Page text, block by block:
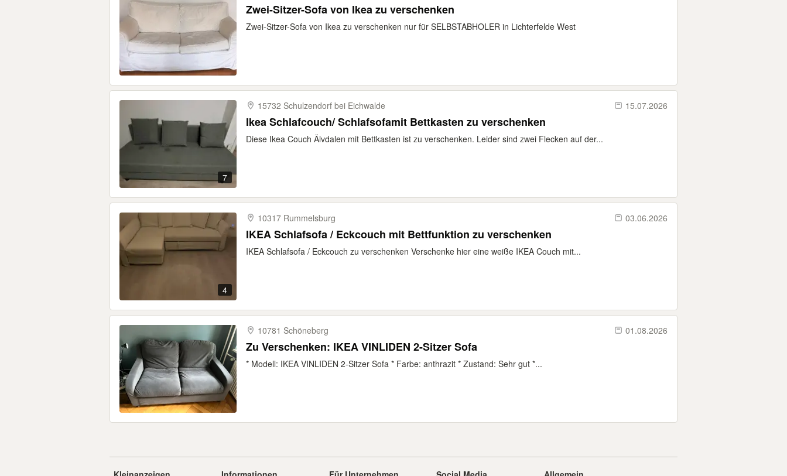
Zwei-Sitzer-Sofa von Ikea zu verschenken
Zwei-Sitzer-Sofa von Ikea zu verschenken nur für SELBSTABHOLER in Lichterfelde West
7
15732 Schulzendorf bei Eichwalde 15.07.2026
Ikea Schlafcouch/ Schlafsofamit Bettkasten zu verschenken
Diese Ikea Couch Älvdalen mit Bettkasten ist zu verschenken. Leider sind zwei Flecken auf der...
4
10317 Rummelsburg 03.06.2026
IKEA Schlafsofa / Eckcouch mit Bettfunktion zu verschenken
IKEA Schlafsofa / Eckcouch zu verschenken Verschenke hier eine weiße IKEA Couch mit...
10781 Schöneberg 01.08.2026
Zu Verschenken: IKEA VINLIDEN 2-Sitzer Sofa
* Modell: IKEA VINLIDEN 2-Sitzer Sofa * Farbe: anthrazit * Zustand: Sehr gut *...